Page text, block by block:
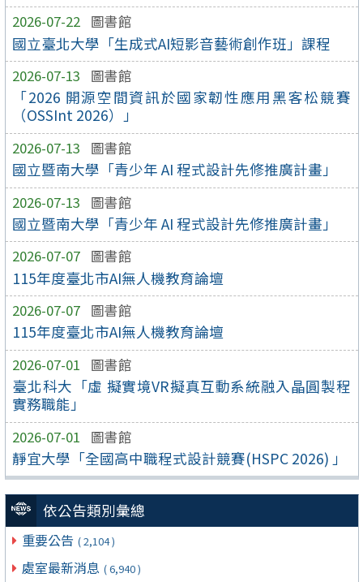
2026-07-22 圖書館
國立臺北大學「生成式AI短影音藝術創作班」課程
2026-07-13 圖書館
「2026 開源空間資訊於國家韌性應用黑客松競賽
（OSSInt 2026）」
2026-07-13 圖書館
國立暨南大學「青少年 AI 程式設計先修推廣計畫」
2026-07-13 圖書館
國立暨南大學「青少年 AI 程式設計先修推廣計畫」
2026-07-07 圖書館
115年度臺北市AI無人機教育論壇
2026-07-07 圖書館
115年度臺北市AI無人機教育論壇
2026-07-01 圖書館
臺北科大「虛 擬實境VR擬真互動系統融入晶圓製程
實務職能」
2026-07-01 圖書館
靜宜大學「全國高中職程式設計競賽(HSPC 2026) 」
依公告類別彙總
重要公告 ( 2,104 )
處室最新消息 ( 6,940 )